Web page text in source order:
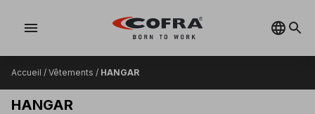
menu
Accueil / Vêtements / HANGAR
HANGAR